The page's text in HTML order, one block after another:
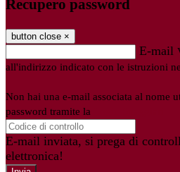
Recupero password
button close ×
E-mail
all'indirizzo indicato con le istruzioni
Non hai una e-mail associata al nome
password tramite la
E-mail inviata, si prega di
elettronica!